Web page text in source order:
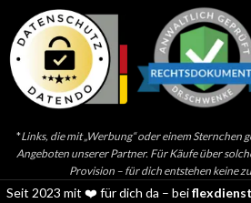
*Links, die mit „Werbung“ oder einem Sternchen
Angeboten unserer Partner. Für Käufe über
Provision – für dich entstehen keine
Seit 2023 mit ❤️ für dich da – beiflexdienst